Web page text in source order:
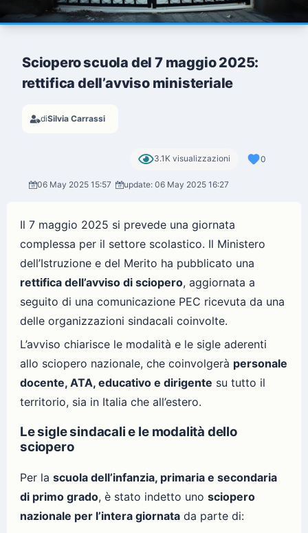
Sciopero scuola del 7 maggio 2025:
rettifica dell’avviso ministeriale
diSilvia Carrassi
3.1K visualizzazioni 0
06 May 2025 15:57 update: 06 May 2025 16:27
Il 7 maggio 2025 si prevede una giornata
complessa per il settore scolastico. Il Ministero
dell’Istruzione e del Merito ha pubblicato una
rettifica dell’avviso di sciopero, aggiornata a
seguito di una comunicazione PEC ricevuta da una
delle organizzazioni sindacali coinvolte.
L’avviso chiarisce le modalità e le sigle aderenti
allo sciopero nazionale, che coinvolgerà personale
docente, ATA, educativo e dirigente su tutto il
territorio, sia in Italia che all’estero.
Le sigle sindacali e le modalità dello
sciopero
Per la scuola dell’infanzia, primaria e secondaria
di primo grado, è stato indetto uno sciopero
nazionale per l’intera giornata da parte di: